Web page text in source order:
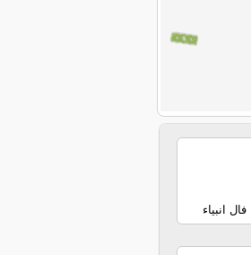
فال انبیاء